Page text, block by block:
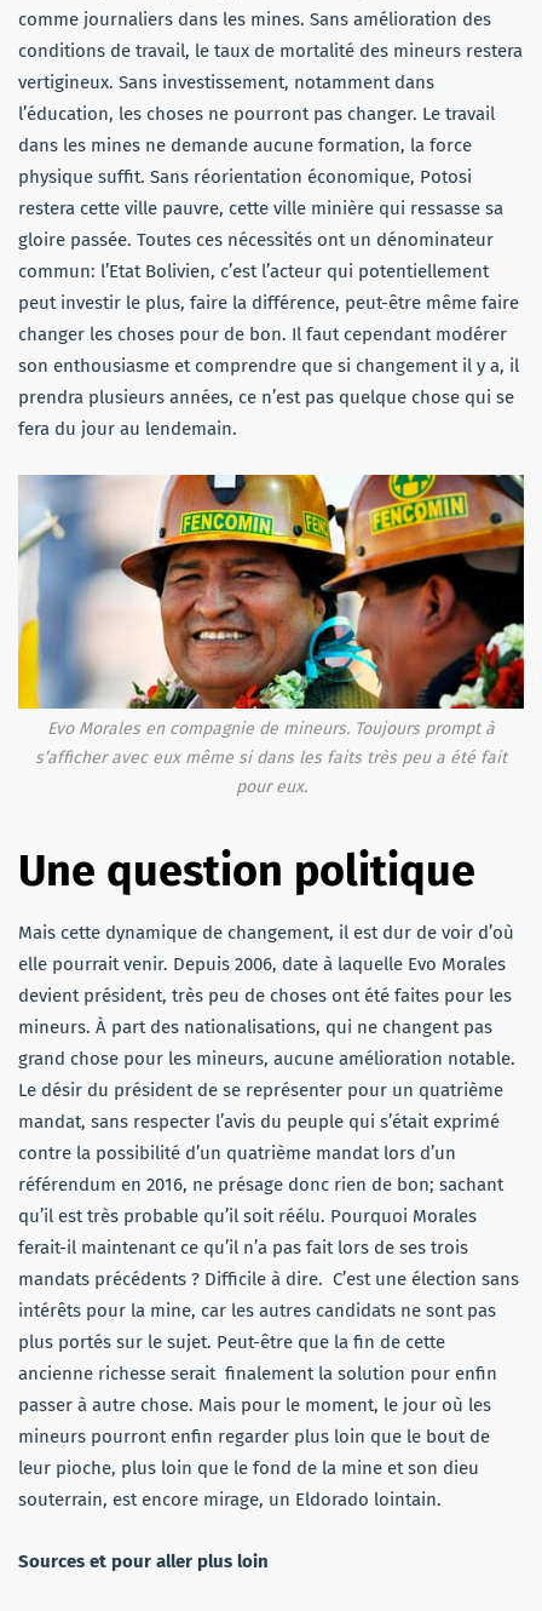
comme journaliers dans les mines. Sans amélioration des
conditions de travail, le taux de mortalité des mineurs restera
vertigineux. Sans investissement, notamment dans
l’éducation, les choses ne pourront pas changer. Le travail
dans les mines ne demande aucune formation, la force
physique suffit. Sans réorientation économique, Potosi
restera cette ville pauvre, cette ville minière qui ressasse sa
gloire passée. Toutes ces nécessités ont un dénominateur
commun: l’Etat Bolivien, c’est l’acteur qui potentiellement
peut investir le plus, faire la différence, peut-être même faire
changer les choses pour de bon. Il faut cependant modérer
son enthousiasme et comprendre que si changement il y a, il
prendra plusieurs années, ce n’est pas quelque chose qui se
fera du jour au lendemain.
Evo Morales en compagnie de mineurs. Toujours prompt à
s’afficher avec eux même si dans les faits très peu a été fait
pour eux.
Une question politique
Mais cette dynamique de changement, il est dur de voir d’où
elle pourrait venir. Depuis 2006, date à laquelle Evo Morales
devient président, très peu de choses ont été faites pour les
mineurs. À part des nationalisations, qui ne changent pas
grand chose pour les mineurs, aucune amélioration notable.
Le désir du président de se représenter pour un quatrième
mandat, sans respecter l’avis du peuple qui s’était exprimé
contre la possibilité d’un quatrième mandat lors d’un
référendum en 2016, ne présage donc rien de bon; sachant
qu’il est très probable qu’il soit réélu. Pourquoi Morales
ferait-il maintenant ce qu’il n’a pas fait lors de ses trois
mandats précédents ? Difficile à dire. C’est une élection sans
intérêts pour la mine, car les autres candidats ne sont pas
plus portés sur le sujet. Peut-être que la fin de cette
ancienne richesse serait finalement la solution pour enfin
passer à autre chose. Mais pour le moment, le jour où les
mineurs pourront enfin regarder plus loin que le bout de
leur pioche, plus loin que le fond de la mine et son dieu
souterrain, est encore mirage, un Eldorado lointain.
Sources et pour aller plus loin